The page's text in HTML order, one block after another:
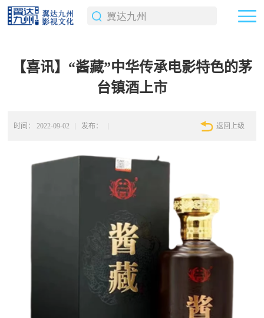
【喜讯】“酱藏”中华传承电影特色的茅
台镇酒上市
时间： 2022-09-02 发布： 返回上级